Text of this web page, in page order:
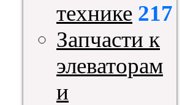
технике 217
Запчасти к
элеваторам
и